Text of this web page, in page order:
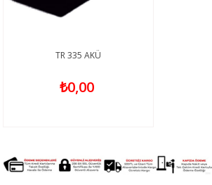
TR 335 AKÜ
₺0,00